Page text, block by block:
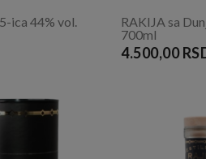
ica 44% vol.
RAKIJA sa
700ml
4.500,00